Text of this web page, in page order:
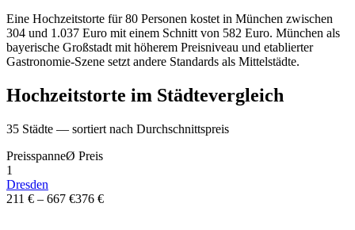
Eine Hochzeitstorte für 80 Personen kostet in München zwischen
304 und 1.037 Euro mit einem Schnitt von 582 Euro. München als
bayerische Großstadt mit höherem Preisniveau und etablierter
Gastronomie-Szene setzt andere Standards als Mittelstädte.
Hochzeitstorte im Städtevergleich
35 Städte — sortiert nach Durchschnittspreis
PreisspanneØ Preis
1
Dresden
211 € – 667 €376 €